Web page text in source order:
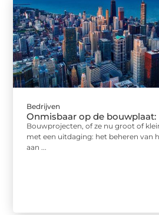
Bedrijven
Onmisbaar op de bouwplaat:
Bouwprojecten, of ze nu groot of
met een uitdaging: het beheren van
aan ...